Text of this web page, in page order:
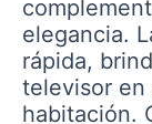
elegancia.
rápida,
televisor en
habitación.